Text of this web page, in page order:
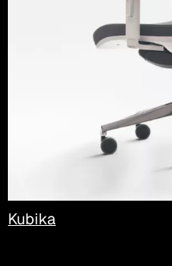
Kubika